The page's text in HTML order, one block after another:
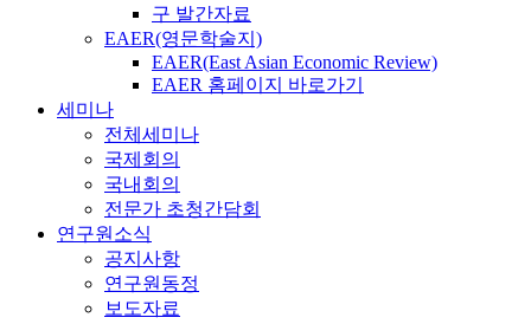
구 발간자료
EAER(영문학술지)
EAER(East Asian Economic Review)
EAER 홈페이지 바로가기
세미나
전체세미나
국제회의
국내회의
전문가 초청간담회
연구원소식
공지사항
연구원동정
보도자료